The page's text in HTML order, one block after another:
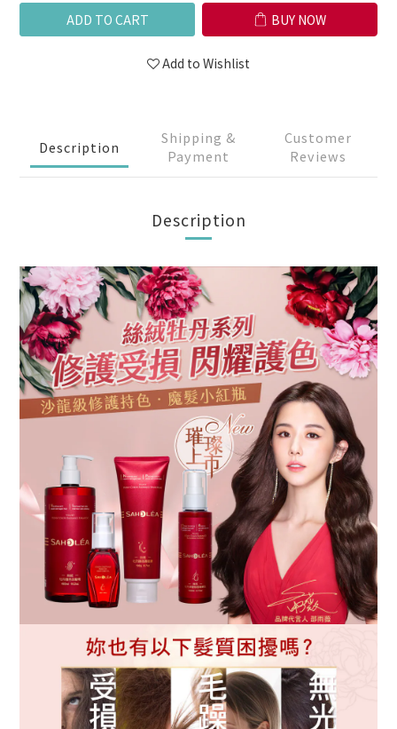
ADD TO CART BUY NOW
Add to Wishlist
Description
Shipping &
Payment
Customer
Reviews
Description